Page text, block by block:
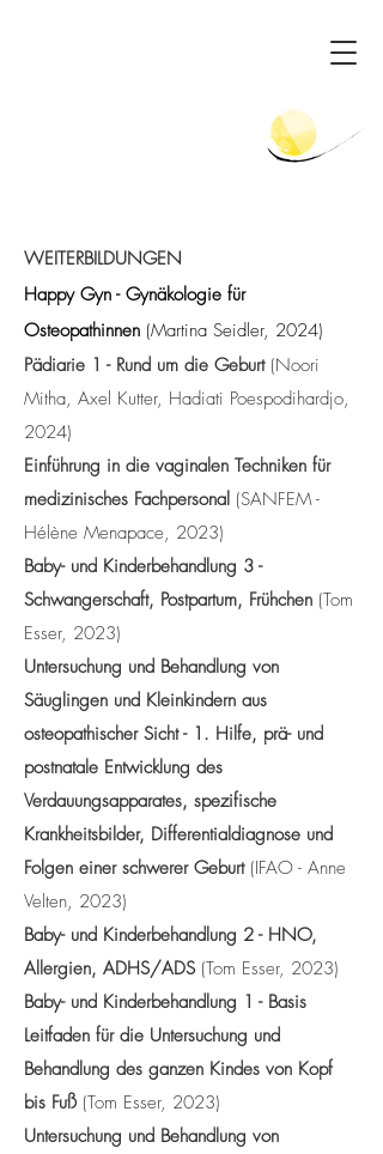
WEITERBILDUNGEN
Happy Gyn - Gynäkologie für
Osteopathinnen (Martina Seidler, 2024)
Pädiarie 1 - Rund um die Geburt (Noori
Mitha, Axel Kutter, Hadiati Poespodihardjo,
2024)
Einführung in die vaginalen Techniken für
medizinisches Fachpersonal (SANFEM -
Hélène Menapace, 2023)
Baby- und Kinderbehandlung 3 -
Schwangerschaft, Postpartum, Frühchen (Tom
Esser, 2023)
Untersuchung und Behandlung von
Säuglingen und Kleinkindern aus
osteopathischer Sicht - 1. Hilfe, prä- und
postnatale Entwicklung des
Verdauungsapparates, spezifische
Krankheitsbilder, Differentialdiagnose und
Folgen einer schwerer Geburt(IFAO - Anne
Velten, 2023)
Baby- und Kinderbehandlung 2 - HNO,
Allergien, ADHS/ADS (Tom Esser, 2023)
Baby- und Kinderbehandlung 1 - Basis
Leitfaden für die Untersuchung und
Behandlung des ganzen Kindes von Kopf
bis Fuß (Tom Esser, 2023)
Untersuchung und Behandlung von